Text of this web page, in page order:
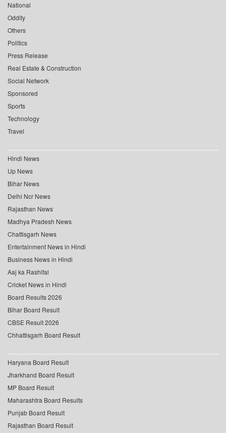
National
Oddity
Others
Politics
Press Release
Real Estate & Construction
Social Network
Sponsored
Sports
Technology
Travel
Hindi News
Up News
Bihar News
Delhi Ncr News
Rajasthan News
Madhya Pradesh News
Chattisgarh News
Entertainment News in Hindi
Business News in Hindi
Aaj ka Rashifal
Cricket News in Hindi
Board Results 2026
Bihar Board Result
CBSE Result 2026
Chhattisgarh Board Result
Haryana Board Result
Jharkhand Board Result
MP Board Result
Maharashtra Board Results
Punjab Board Result
Rajasthan Board Result